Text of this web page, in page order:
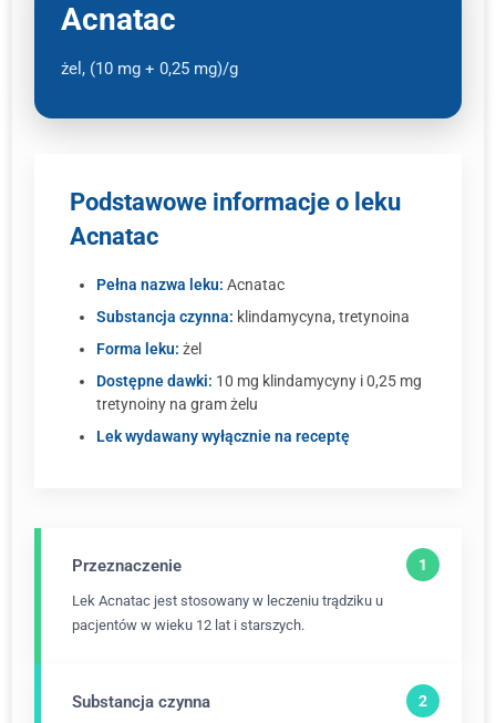
Acnatac
żel, (10 mg + 0,25 mg)/g
Podstawowe informacje o leku
Acnatac
Pełna nazwa leku: Acnatac
Substancja czynna: klindamycyna, tretynoina
Forma leku: żel
Dostępne dawki: 10 mg klindamycyny i 0,25 mg
tretynoiny na gram żelu
Lek wydawany wyłącznie na receptę
Przeznaczenie
Lek Acnatac jest stosowany w leczeniu trądziku u
pacjentów w wieku 12 lat i starszych.
Substancja czynna